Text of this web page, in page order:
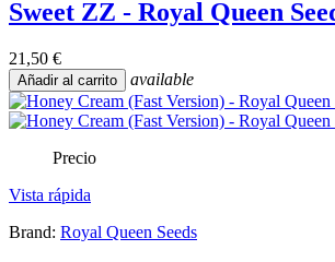
Sweet ZZ - Royal Queen
21,50 €
Añadir al carrito available
Precio
Vista rápida
Brand: Royal Queen Seeds